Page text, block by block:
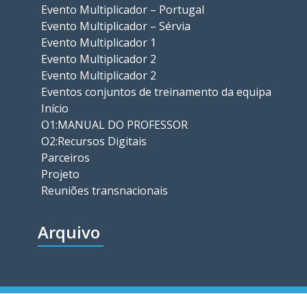
Evento Multiplicador – Portugal
Evento Multiplicador – Sérvia
Evento Multiplicador 1
Evento Multiplicador 2
Evento Multiplicador 2
Eventos conjuntos de treinamento da equipa
Início
O1:MANUAL DO PROFESSOR
O2:Recursos Digitais
Parceiros
Projeto
Reuniões transnacionais
Arquivo